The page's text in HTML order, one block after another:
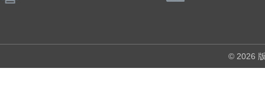
© 2026